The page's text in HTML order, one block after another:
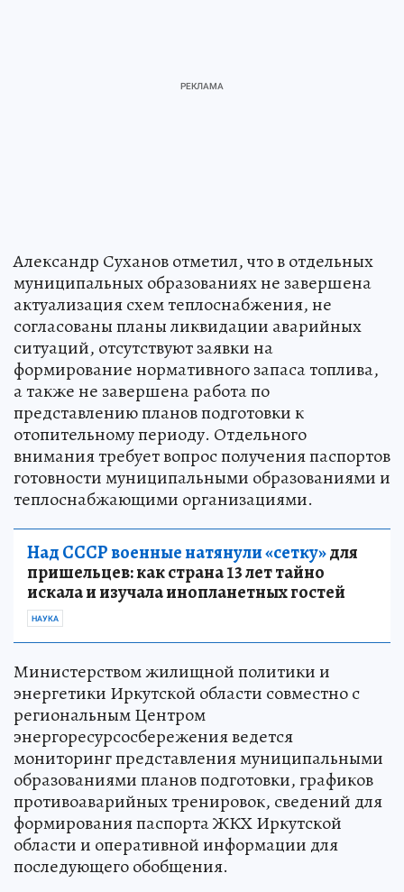
Александр Суханов отметил, что в отдельных
муниципальных образованиях не завершена
актуализация схем теплоснабжения, не
согласованы планы ликвидации аварийных
ситуаций, отсутствуют заявки на
формирование нормативного запаса топлива,
а также не завершена работа по
представлению планов подготовки к
отопительному периоду. Отдельного
внимания требует вопрос получения паспортов
готовности муниципальными образованиями и
теплоснабжающими организациями.
Над СССР военные натянули «сетку»для
пришельцев: как страна 13 лет тайно
искала и изучала инопланетных гостей
НАУКА
Министерством жилищной политики и
энергетики Иркутской области совместно с
региональным Центром
энергоресурсосбережения ведется
мониторинг представления муниципальными
образованиями планов подготовки, графиков
противоаварийных тренировок, сведений для
формирования паспорта ЖКХ Иркутской
области и оперативной информации для
последующего обобщения.